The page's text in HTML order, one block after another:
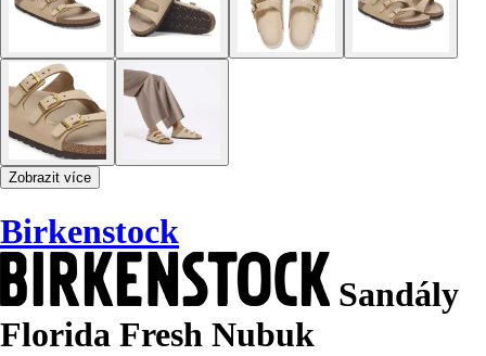
Zobrazit více
Birkenstock
Sandály
Florida Fresh Nubuk